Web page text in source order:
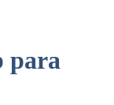
para